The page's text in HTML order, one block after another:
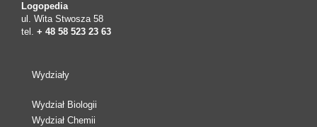
Logopedia
ul. Wita Stwosza 58
tel. + 48 58 523 23 63
Wydziały
Wydział Biologii
Wydział Chemii